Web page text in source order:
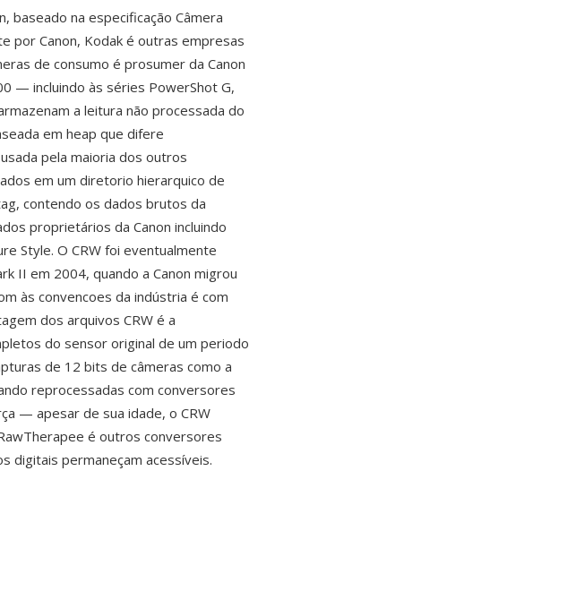
baseado na especificação Câmera
por Canon, Kodak é outras empresas
de consumo é prosumer da Canon
— incluindo às séries PowerShot G,
a leitura não processada do
em heap que difere
pela maioria dos outros
em um diretorio hierarquico de
contendo os dados brutos da
proprietários da Canon incluindo
Style. O CRW foi eventualmente
II em 2004, quando a Canon migrou
às convencoes da indústria é com
dos arquivos CRW é a
do sensor original de um periodo
de 12 bits de câmeras como a
reprocessadas com conversores
— apesar de sua idade, o CRW
é outros conversores
digitais permaneçam acessíveis.